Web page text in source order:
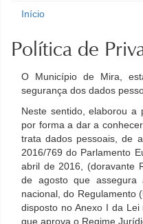
Início
Política de
O Município de Mira,
segurança dos dados
Neste sentido, elaborou a
por forma a dar a
trata dados pessoais, de
2016/769 do Parlamento
abril de 2016, (doravante
de agosto que assegura
nacional, do Regulamento
disposto no Anexo I da Lei
que aprova o Regime